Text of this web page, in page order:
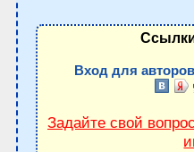
Вход для
Задайте свой